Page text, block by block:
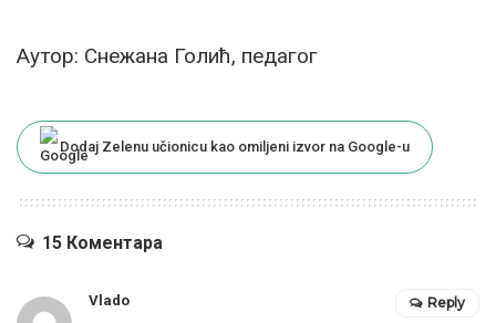
Аутор: Снежана Голић, педагог
Dodaj Zelenu učionicu kao omiljeni izvor na Google-u
15 Коментара
Vlado Reply